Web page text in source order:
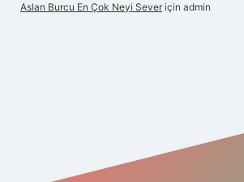
Aslan Burcu En Çok Neyi Sever için admin